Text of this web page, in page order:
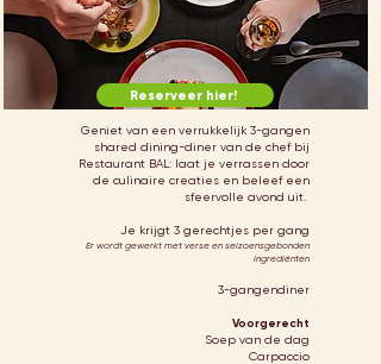
Reserveer hier!
Geniet van een verrukkelijk 3-gangen
shared dining-diner van de chef bij
Restaurant BAL: laat je verrassen door
de culinaire creaties en beleef een
sfeervolle avond uit.
Je krijgt 3 gerechtjes per gang
Er wordt gewerkt met verse en seizoensgebonden
ingrediënten
3-gangendiner
Voorgerecht
Soep van de dag
Carpaccio